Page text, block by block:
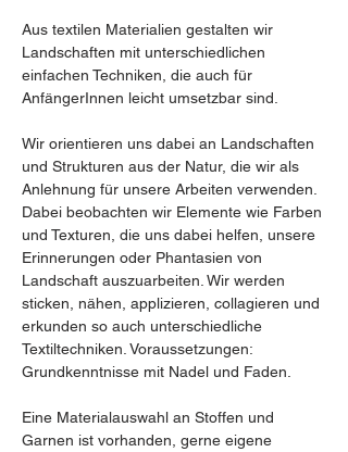
Aus textilen Materialien gestalten wir
Landschaften mit unterschiedlichen
einfachen Techniken, die auch für
AnfängerInnen leicht umsetzbar sind.
Wir orientieren uns dabei an Landschaften
und Strukturen aus der Natur, die wir als
Anlehnung für unsere Arbeiten verwenden.
Dabei beobachten wir Elemente wie Farben
und Texturen, die uns dabei helfen, unsere
Erinnerungen oder Phantasien von
Landschaft auszuarbeiten. Wir werden
sticken, nähen, applizieren, collagieren und
erkunden so auch unterschiedliche
Textiltechniken. Voraussetzungen:
Grundkenntnisse mit Nadel und Faden.
Eine Materialauswahl an Stoffen und
Garnen ist vorhanden, gerne eigene